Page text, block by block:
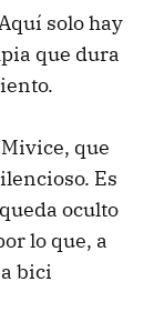
solo hay
que dura
que
Es
oculto
lo que, a
bici